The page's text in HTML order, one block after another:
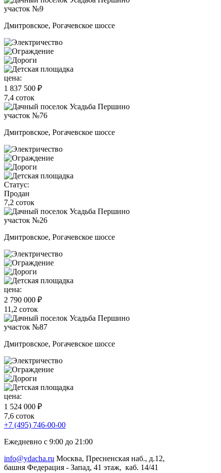
участок №9
Дмитровское, Рогачевское шоссе
цена:
1 837 500 ₽
7,4 соток
участок №76
Дмитровское, Рогачевское шоссе
Статус:
Продан
7,2 соток
участок №26
Дмитровское, Рогачевское шоссе
цена:
2 790 000 ₽
11,2 соток
участок №87
Дмитровское, Рогачевское шоссе
цена:
1 524 000 ₽
7,6 соток
+7 (495) 746-00-00
Ежедневно с 9:00 до 21:00
info@ydacha.ru Москва, Пресненская наб., д.12,
башня Федерация - Запад, 41 этаж, каб. 14/41